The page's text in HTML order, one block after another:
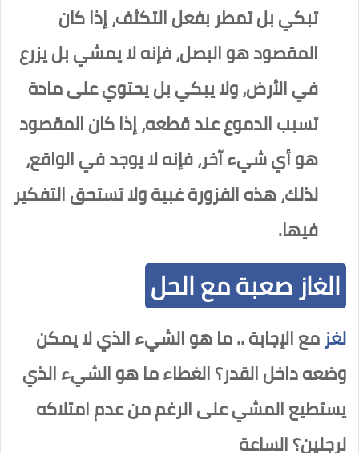
تبكي بل تمطر بفعل التكثف، إذا كان
المقصود هو البصل، فإنه لا يمشي بل يزرع
في الأرض، ولا يبكي بل يحتوي على مادة
تسبب الدموع عند قطعه، إذا كان المقصود
هو أي شيء آخر، فإنه لا يوجد في الواقع،
لذلك، هذه الفزورة غبية ولا تستحق التفكير
فيها.
الغاز صعبة مع الحل
لغزمع الإجابة .. ما هو الشيء الذي لا يمكن
وضعه داخل القدر؟ الغطاء ما هو الشيء الذي
يستطيع المشي على الرغم من عدم امتلاكه
لرجلين؟ الساعة